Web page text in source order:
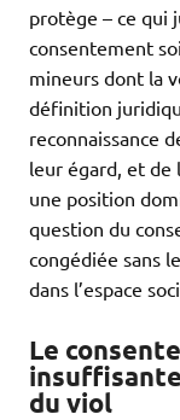
protège – ce qui
consentement
mineurs dont la
définition
reconnaissance
leur égard, et de
une position
question du
congédiée sans
dans l’espace
Le
du viol